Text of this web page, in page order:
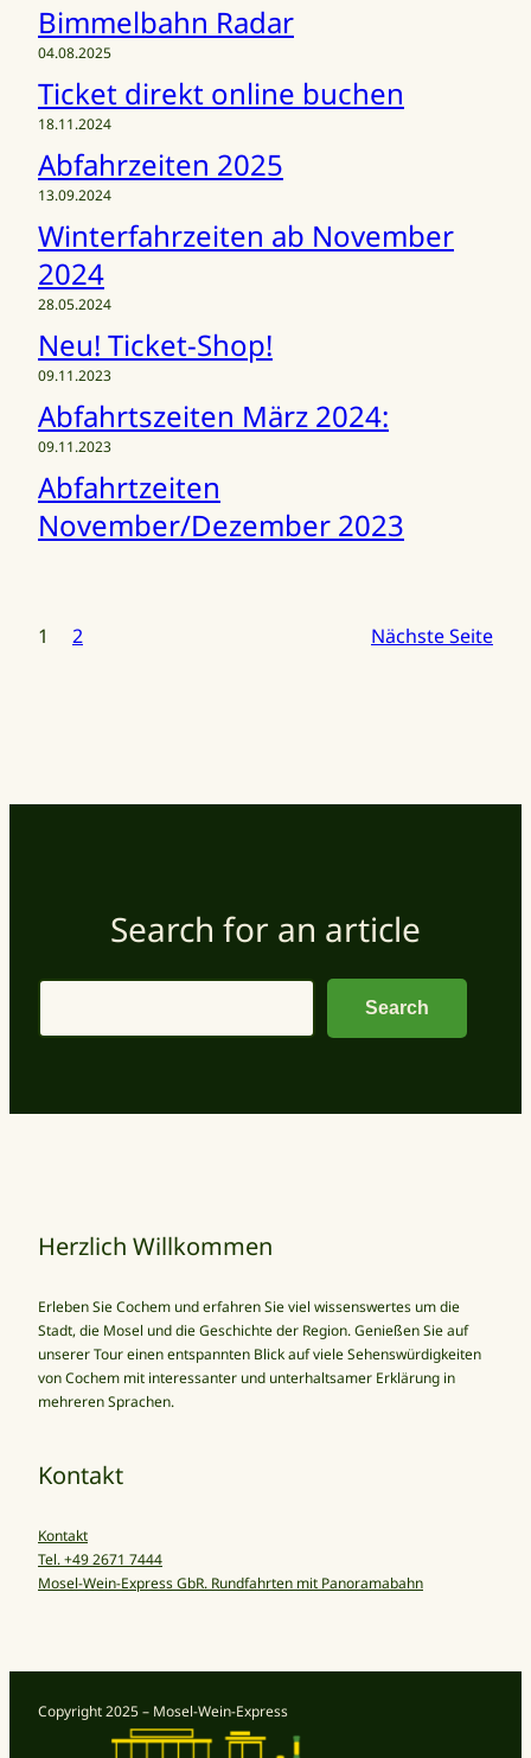
Bimmelbahn Radar
04.08.2025
Ticket direkt online buchen
18.11.2024
Abfahrzeiten 2025
13.09.2024
Winterfahrzeiten ab November
2024
28.05.2024
Neu! Ticket-Shop!
09.11.2023
Abfahrtszeiten März 2024:
09.11.2023
Abfahrtzeiten
November/Dezember 2023
1 2 Nächste Seite
Search for an article
Search
Herzlich Willkommen
Erleben Sie Cochem und erfahren Sie viel wissenswertes um die
Stadt, die Mosel und die Geschichte der Region. Genießen Sie auf
unserer Tour einen entspannten Blick auf viele Sehenswürdigkeiten
von Cochem mit interessanter und unterhaltsamer Erklärung in
mehreren Sprachen.
Kontakt
Kontakt
Tel. +49 2671 7444
Mosel-Wein-Express GbR. Rundfahrten mit Panoramabahn
Copyright 2025 – Mosel-Wein-Express